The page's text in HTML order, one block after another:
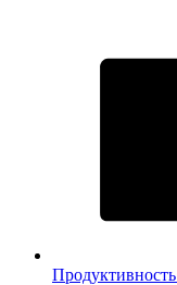
Продуктивность